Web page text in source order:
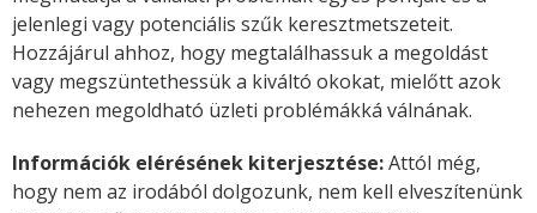
jelenlegi vagy potenciális szűk keresztmetszeteit.
Hozzájárul ahhoz, hogy megtalálhassuk a megoldást
vagy megszüntethessük a kiváltó okokat, mielőtt azok
nehezen megoldható üzleti problémákká válnának.
Információk elérésének kiterjesztése:Attól még,
hogy nem az irodából dolgozunk, nem kell elveszítenünk